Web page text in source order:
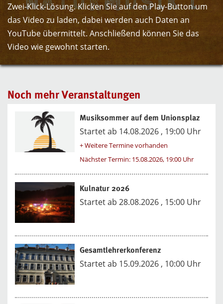
Zwei-Klick-Lösung. Klicken Sie auf den Play-Button um
das Video zu laden, dabei werden auch Daten an
YouTube übermittelt. Anschließend können Sie das
Video wie gewohnt starten.
Noch mehr Veranstaltungen
Musiksommer auf dem Unionsplaz
Startet ab 14.08.2026 , 19:00 Uhr
+ Weitere Termine vorhanden
Nächster Termin: 15.08.2026, 19:00 Uhr
Kulnatur 2026
Startet ab 28.08.2026 , 15:00 Uhr
Gesamtlehrerkonferenz
Startet ab 15.09.2026 , 10:00 Uhr